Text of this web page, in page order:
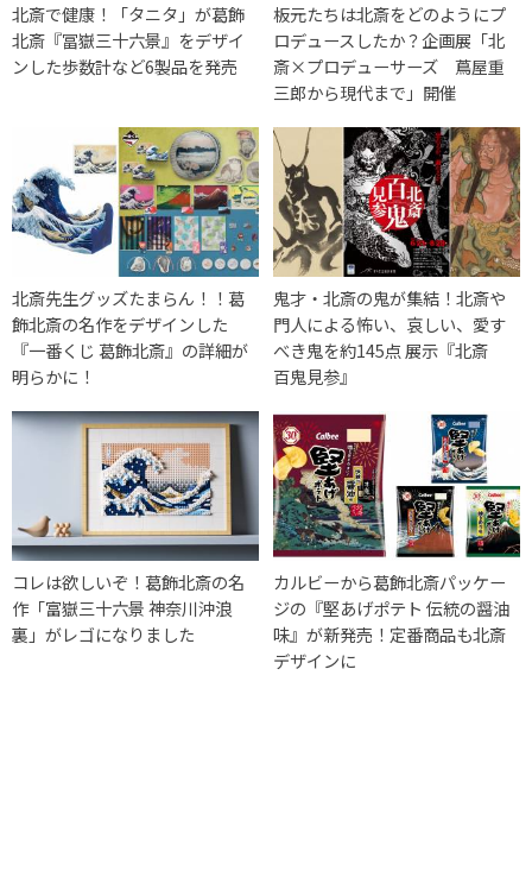
北斎で健康！「タニタ」が葛飾
北斎『冨嶽三十六景』をデザイ
ンした歩数計など6製品を発売
板元たちは北斎をどのようにプ
ロデュースしたか？企画展「北
斎×プロデューサーズ 蔦屋重
三郎から現代まで」開催
北斎先生グッズたまらん！！葛
飾北斎の名作をデザインした
『一番くじ 葛飾北斎』の詳細が
明らかに！
鬼才・北斎の鬼が集結！北斎や
門人による怖い、哀しい、愛す
べき鬼を約145点 展示『北斎
百鬼見参』
コレは欲しいぞ！葛飾北斎の名
作「富嶽三十六景 神奈川沖浪
裏」がレゴになりました
カルビーから葛飾北斎パッケー
ジの『堅あげポテト 伝統の醤油
味』が新発売！定番商品も北斎
デザインに